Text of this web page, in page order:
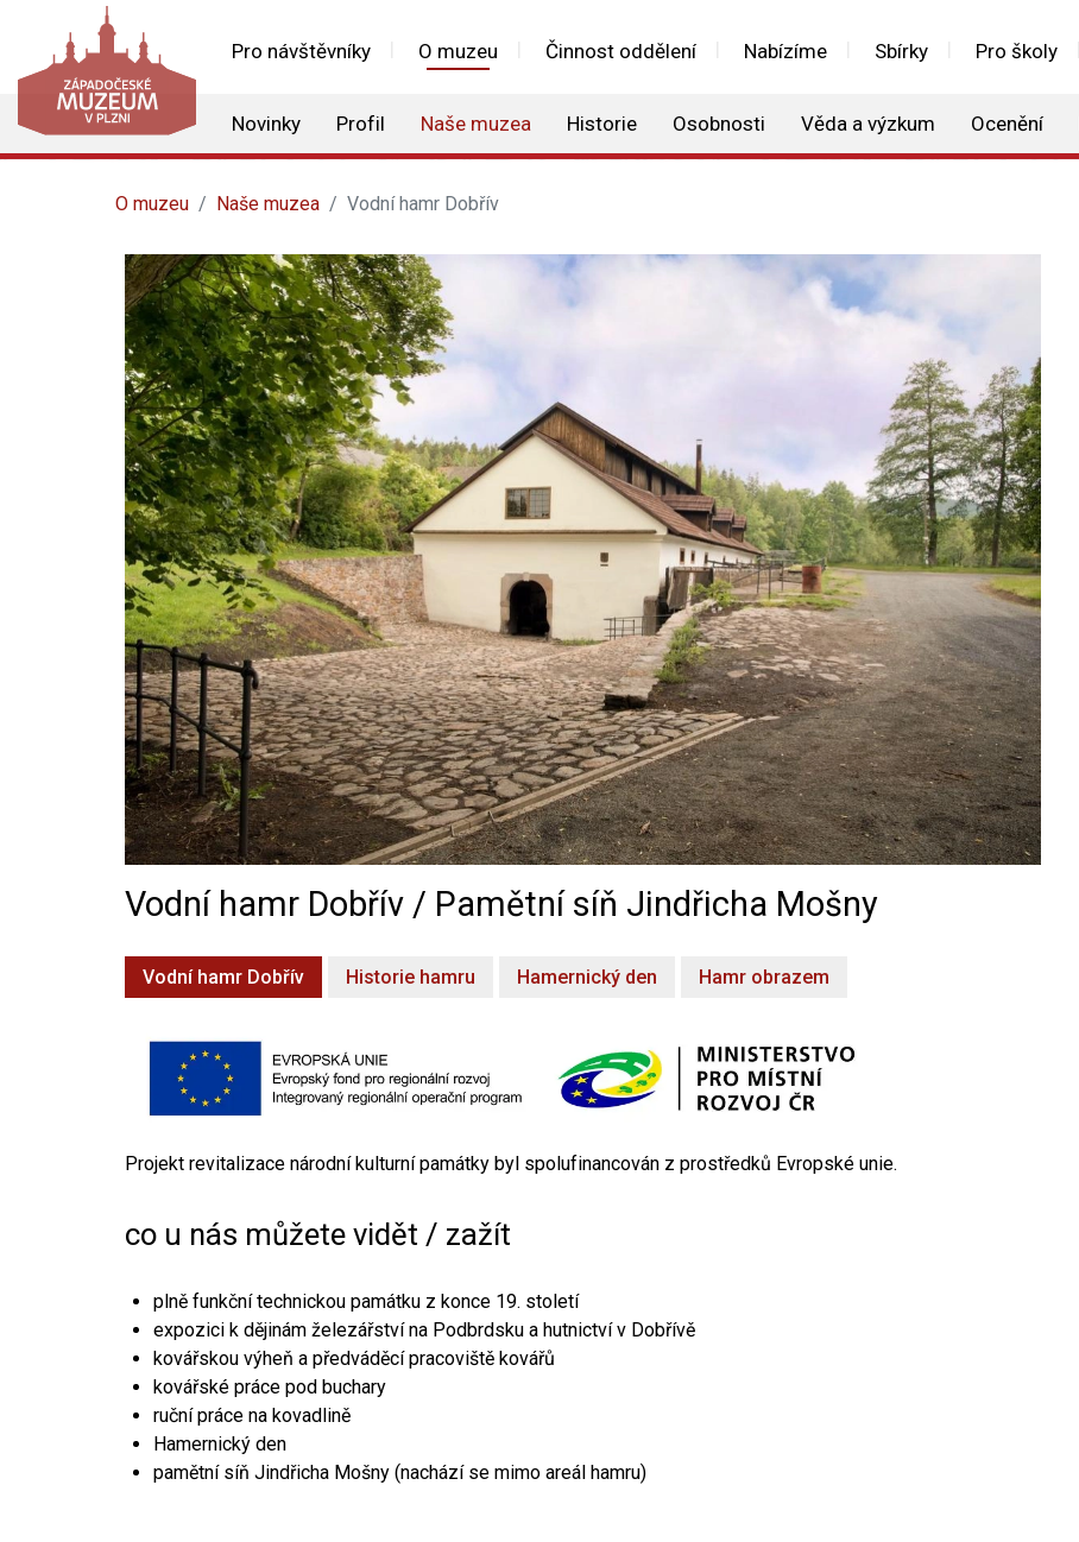
Pro návštěvníky O muzeu Činnost oddělení Nabízíme Sbírky Pro školy
Novinky Profil Naše muzea Historie Osobnosti Věda a výzkum Ocenění
O muzeu Naše muzea Vodní hamr Dobřív
Vodní hamr Dobřív / Pamětní síň Jindřicha Mošny
Vodní hamr Dobřív Historie hamru Hamernický den Hamr obrazem
Projekt revitalizace národní kulturní památky byl spolufinancován z prostředků Evropské unie.
co u nás můžete vidět / zažít
plně funkční technickou památku z konce 19. století
expozici k dějinám železářství na Podbrdsku a hutnictví v Dobřívě
kovářskou výheň a předváděcí pracoviště kovářů
kovářské práce pod buchary
ruční práce na kovadlině
Hamernický den
pamětní síň Jindřicha Mošny (nachází se mimo areál hamru)